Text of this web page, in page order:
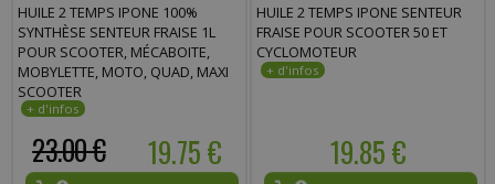
HUILE 2 TEMPS IPONE 100%
SYNTHÈSE SENTEUR FRAISE 1L
POUR SCOOTER, MÉCABOITE,
MOBYLETTE, MOTO, QUAD, MAXI
SCOOTER
19.75 €
23.00 €
HUILE 2 TEMPS IPONE SENTEUR
FRAISE POUR SCOOTER 50 ET
CYCLOMOTEUR
19.85 €